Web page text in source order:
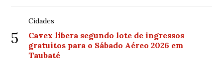
5
Cidades
Cavex libera segundo lote de ingressos
gratuitos para o Sábado Aéreo 2026 em
Taubaté